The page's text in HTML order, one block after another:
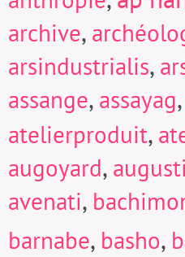
archive,
arsindustrialis,
assange, assayag,
atelierproduit,
augoyard,
avenati,
barnabe, basho,